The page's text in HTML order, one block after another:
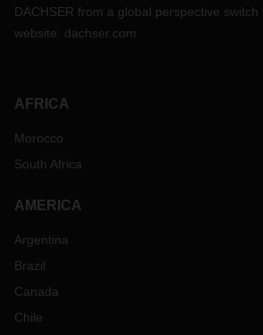
DACHSER from a global perspective
website: dachser.com
AFRICA
Morocco
South Africa
AMERICA
Argentina
Brazil
Canada
Chile